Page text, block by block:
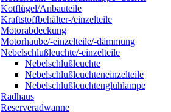
Kotflügel/Anbauteile
Kraftstoffbehälter-/einzelteile
Motorabdeckung
Motorhaube/-einzelteile/-dämmung
Nebelschlußleuchte/-einzelteile
Nebelschlußleuchte
Nebelschlußleuchteneinzelteile
Nebelschlußleuchtenglühlampe
Radhaus
Reserveradwanne